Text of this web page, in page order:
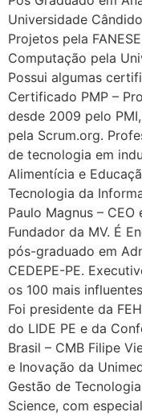
Universidade
Projetos pela
Computação pela
Possui algumas
Certificado PMP –
desde 2009 pelo
pela Scrum.org.
de tecnologia em
Alimentícia e
Tecnologia da
Paulo Magnus – CEO
Fundador da MV. É
pós-graduado em
CEDEPE-PE.
os 100 mais
Foi presidente da
do LIDE PE e da
Brasil – CMB Filipe
e Inovação da
Gestão de
Science, com